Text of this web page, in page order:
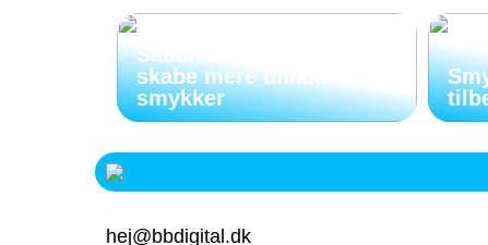
Sådan kan indgravering
skabe mere unikke
smykker
hej@bbdigital.dk